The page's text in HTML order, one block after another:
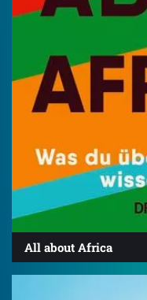
All about Africa